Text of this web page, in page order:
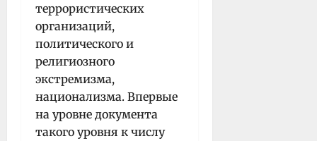
террористических
организаций,
политического и
религиозного
экстремизма,
национализма. Впервые
на уровне документа
такого уровня к числу